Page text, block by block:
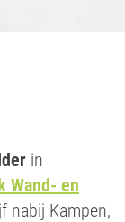
in
Wand- en
nabij Kampen,